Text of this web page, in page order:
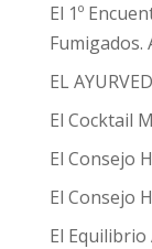
El 1º
Fumigados.
EL
El Cocktail
El Consejo
El Consejo
El Equilibrio